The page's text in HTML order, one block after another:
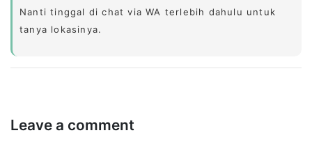
Nanti tinggal di chat via WA terlebih dahulu untuk
tanya lokasinya.
Leave a comment